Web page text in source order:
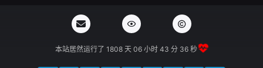
本站居然运行了 1808 天06 小时 43 分 37 秒